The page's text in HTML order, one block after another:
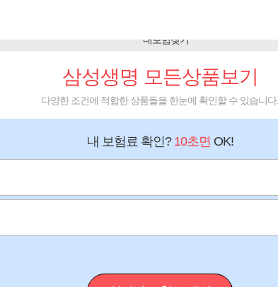
삼성생명 모든상품보기
다양한 조건에 적합한 상품들을 한눈에 확인할 수 있습니다.
내 보험료 확인? 10초면 OK!